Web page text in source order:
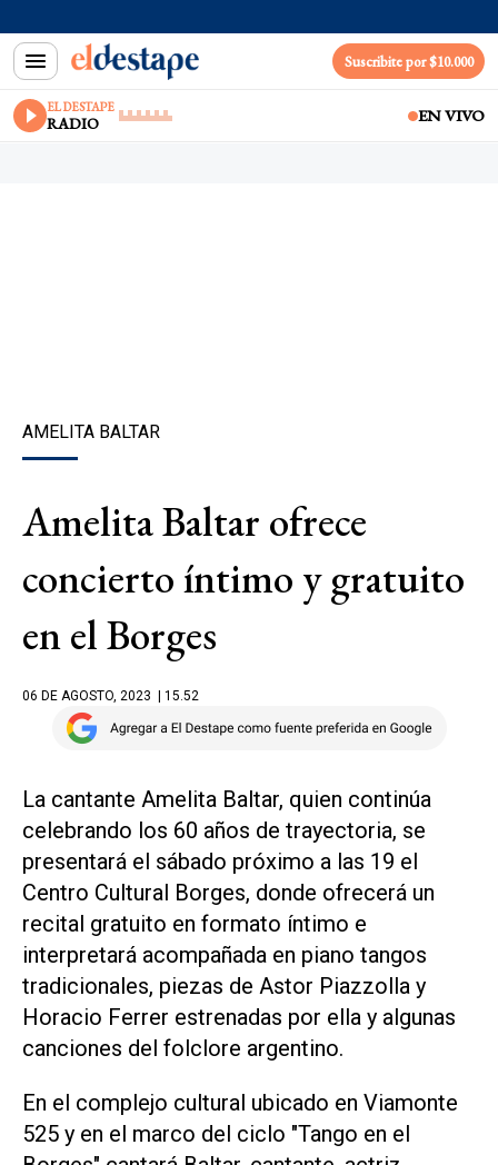
Suscribite por $10.000
EL DESTAPE
RADIO EN VIVO
AMELITA BALTAR
Amelita Baltar ofrece
concierto íntimo y gratuito
en el Borges
06 DE AGOSTO, 2023 | 15.52
La cantante Amelita Baltar, quien continúa
celebrando los 60 años de trayectoria, se
presentará el sábado próximo a las 19 el
Centro Cultural Borges, donde ofrecerá un
recital gratuito en formato íntimo e
interpretará acompañada en piano tangos
tradicionales, piezas de Astor Piazzolla y
Horacio Ferrer estrenadas por ella y algunas
canciones del folclore argentino.
En el complejo cultural ubicado en Viamonte
525 y en el marco del ciclo "Tango en el